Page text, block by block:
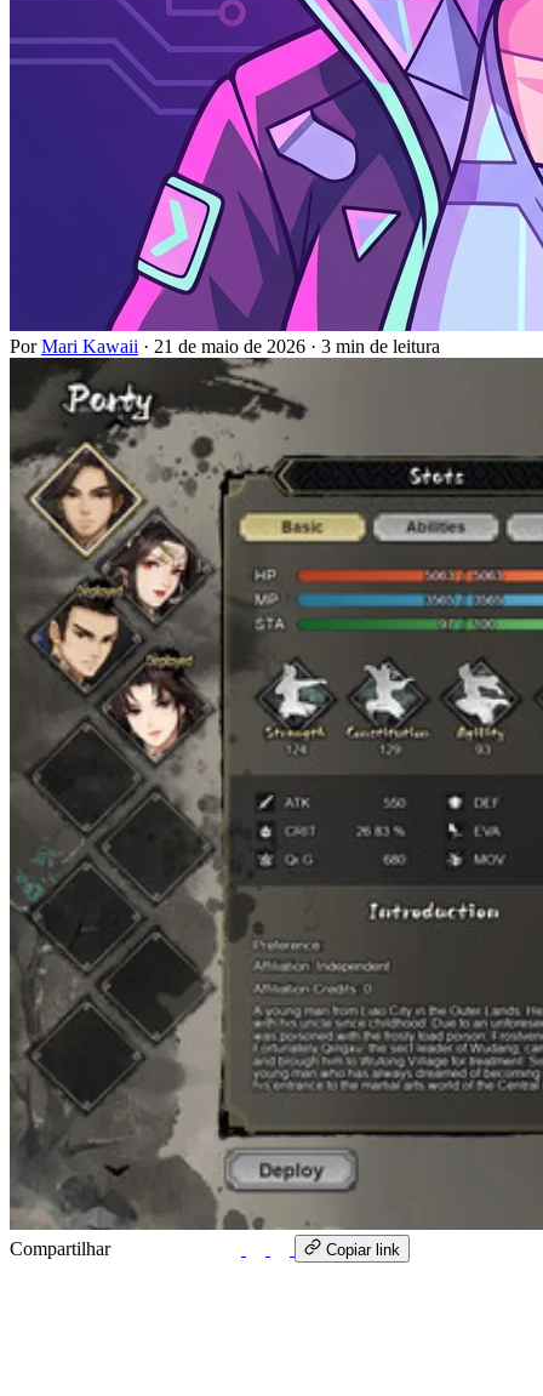
PorMari Kawaii · 21 de maio de 2026 · 3 min de leitura
Compartilhar Copiar link